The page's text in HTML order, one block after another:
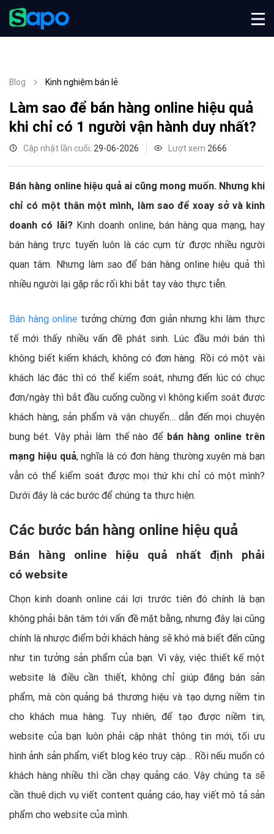
Blog Kinh nghiệm bán lẻ
Làm sao để bán hàng online hiệu quả
khi chỉ có 1 người vận hành duy nhất?
Cập nhật lần cuối: 29-06-2026 Lượt xem 2666
Bán hàng online hiệu quả ai cũng mong muốn. Nhưng khi
chỉ có một thân một mình, làm sao để xoay sở và kinh
doanh có lãi?Kinh doanh online, bán hàng qua mạng, hay
bán hàng trực tuyến luôn là các cụm từ được nhiều người
quan tâm. Nhưng làm sao để bán hàng online hiệu quả thì
nhiều người lại gặp rắc rối khi bắt tay vào thực tiễn.
Bán hàng online tưởng chừng đơn giản nhưng khi làm thực
tế mới thấy nhiều vấn đề phát sinh. Lúc đầu mới bán thì
không biết kiếm khách, không có đơn hàng. Rồi có một vài
khách lác đác thì có thể kiểm soát, nhưng đến lúc có chục
đơn/ngày thì bắt đầu cuống cuồng vì không kiểm soát được
khách hàng, sản phẩm và vận chuyển… dẫn đến mọi chuyện
bung bét. Vậy phải làm thế nào để bán hàng online trên
mạng hiệu quả, nghĩa là có đơn hàng thường xuyên mà bạn
vẫn có thể kiểm soát được mọi thứ khi chỉ có một mình?
Dưới đây là các bước để chúng ta thực hiện.
Các bước bán hàng online hiệu quả
Bán hàng online hiệu quả nhất định phải
có website
Chọn kinh doanh online cái lợi trước tiên đó chính là bạn
không phải bận tâm tới vấn đề mặt bằng, nhưng đây lại cũng
chính là nhược điểm bởi khách hàng sẽ khó mà biết đến cũng
như tin tưởng sản phẩm của bạn. Vì vậy, việc thiết kế một
website là điều cần thiết, không chỉ giúp đăng bán sản
phẩm, mà còn quảng bá thương hiệu và tạo dựng niềm tin
cho khách mua hàng. Tuy nhiên, để tạo được niềm tin,
website của bạn luôn phải cập nhật thông tin mới, tối ưu
hình ảnh sản phẩm, viết blog kéo truy cập… Rồi nếu muốn có
khách hàng nhiều thì cần chạy quảng cáo. Vậy chúng ta sẽ
cần thuê dịch vụ viết content quảng cáo, hay viết mô tả sản
phẩm cho website của mình.